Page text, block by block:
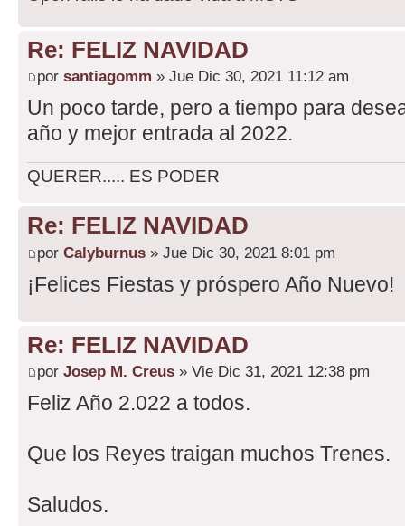
Re: FELIZ NAVIDAD
por santiagomm » Jue Dic 30, 2021 11:12 am
Un poco tarde, pero a tiempo para
año y mejor entrada al 2022.
QUERER..... ES PODER
Re: FELIZ NAVIDAD
por Calyburnus » Jue Dic 30, 2021 8:01 pm
¡Felices Fiestas y próspero Año Nuevo!
Re: FELIZ NAVIDAD
por Josep M. Creus » Vie Dic 31, 2021 12:38 pm
Feliz Año 2.022 a todos.
Que los Reyes traigan muchos Trenes.
Saludos.